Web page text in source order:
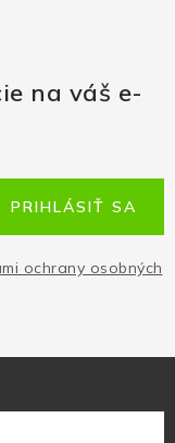
na váš e-
ochrany osobných
PRIHLÁSIŤ SA